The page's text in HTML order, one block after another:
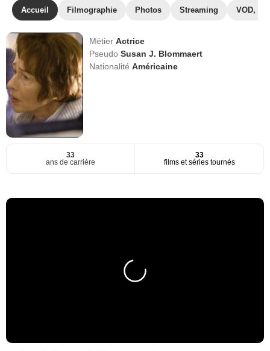
Accueil Filmographie Photos Streaming VOD,
MétierActrice
PseudoSusan J. Blommaert
NationalitéAméricaine
33
ans de carrière
33
films et séries tournés